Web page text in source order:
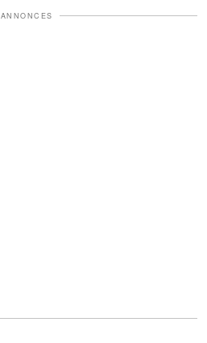
ANNONCES